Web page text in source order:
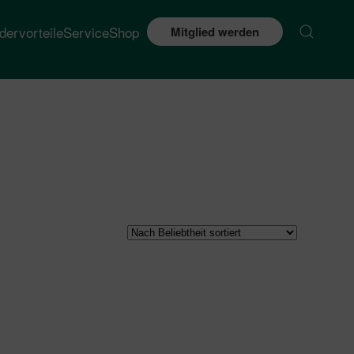
ServiceShop Mitglied werden